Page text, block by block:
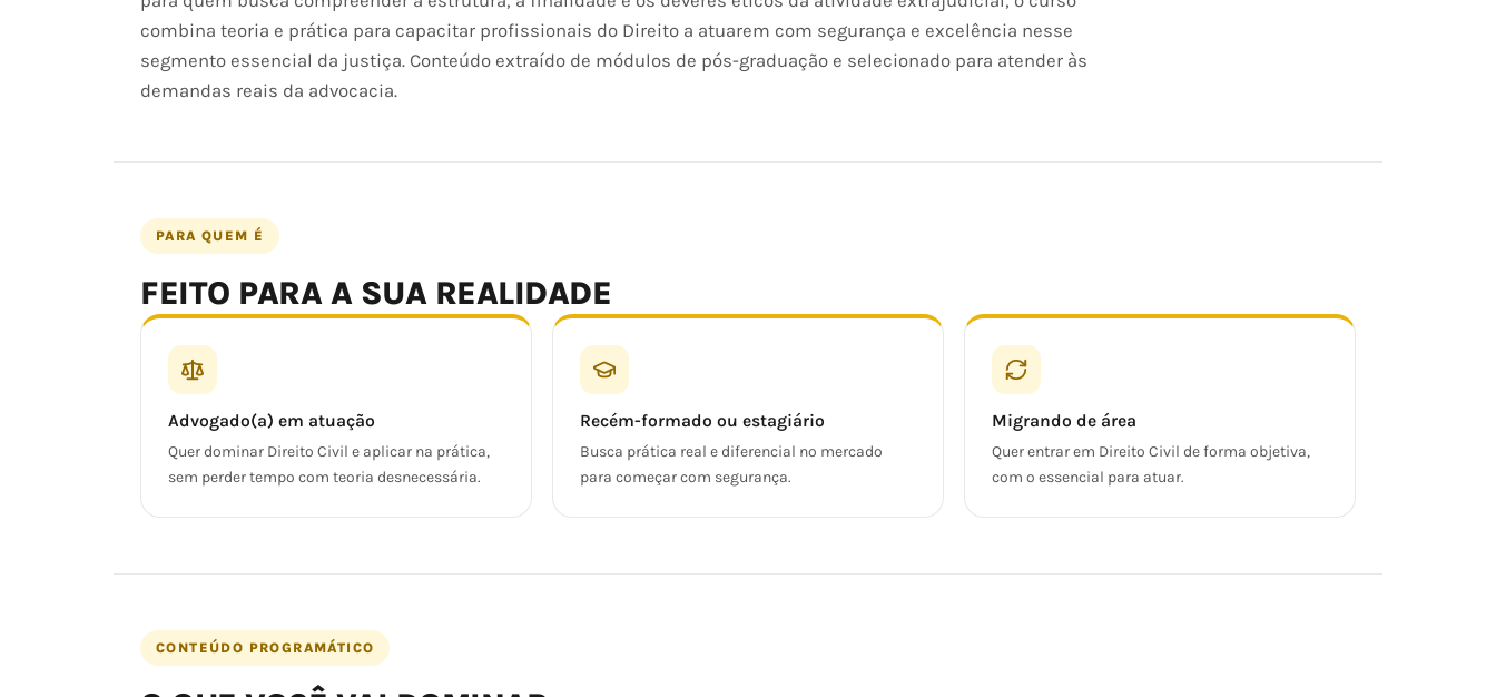
combina teoria e prática para capacitar profissionais do Direito a atuarem com segurança e excelência nesse
segmento essencial da justiça. Conteúdo extraído de módulos de pós-graduação e selecionado para atender às
demandas reais da advocacia.
PARA QUEM É
FEITO PARA A SUA REALIDADE
Advogado(a) em atuação
Quer dominar Direito Civil e aplicar na prática,
sem perder tempo com teoria desnecessária.
Recém-formado ou estagiário
Busca prática real e diferencial no mercado
para começar com segurança.
Migrando de área
Quer entrar em Direito Civil de forma objetiva,
com o essencial para atuar.
CONTEÚDO PROGRAMÁTICO